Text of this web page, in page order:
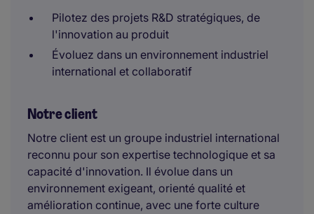
Pilotez des projets R&D stratégiques, de
l'innovation au produit
Évoluez dans un environnement industriel
international et collaboratif
Notre client
Notre client est un groupe industriel international
reconnu pour son expertise technologique et sa
capacité d'innovation. Il évolue dans un
environnement exigeant, orienté qualité et
amélioration continue, avec une forte culture